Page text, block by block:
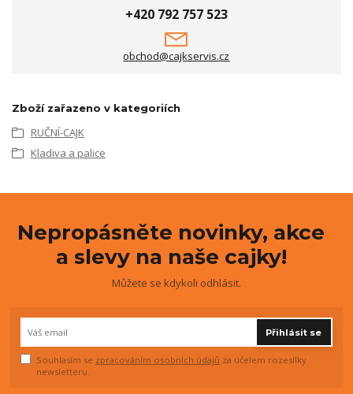
+420 792 757 523
obchod@cajkservis.cz
Zboží zařazeno v kategoriích
RUČNÍ-CAJK
Kladiva a palice
Nepropásněte novinky, akce
a slevy na naše cajky!
Můžete se kdykoli odhlásit.
Přihlásit se
Souhlasím se zpracováním osobních údajů za účelem rozesílky
newsletteru.